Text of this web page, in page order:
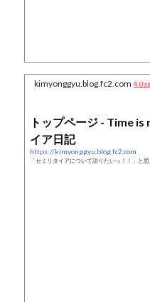
kimyonggyu.blog.fc2.com 4
トップページ - Time
イア日記
https://kimyonggyu.blog.fc2.com
「セミリタイアについて語りたいっ！！」と